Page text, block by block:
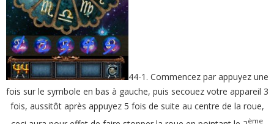
44-1. Commencez par appuyez une
fois sur le symbole en bas à gauche, puis secouez votre appareil 3
fois, aussitôt après appuyez 5 fois de suite au centre de la roue,
ème